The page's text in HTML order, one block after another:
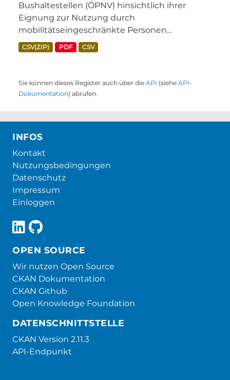
Bushaltestellen (ÖPNV) hinsichtlich ihrer
Eignung zur Nutzung durch
mobilitätseingeschränkte Personen...
CSV(ZIP) PDF CSV
Sie können dieses Register auch über die API (siehe API-
Dokumentation) abrufen.
INFOS
Kontakt
Nutzungsbedingungen
Datenschutz
Impressum
Einloggen
OPEN SOURCE
Wir nutzen Open Source
CKAN Dokumentation
CKAN Github
Open Knowledge Foundation
DATENSCHNITTSTELLE
CKAN Version 2.11.3
API-Endpunkt